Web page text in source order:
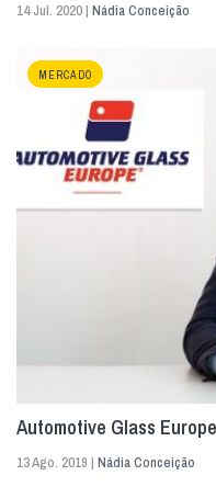
14 Jul. 2020 | Nádia Conceição
MERCADO
Automotive Glass
13 Ago. 2019 | Nádia Conceição